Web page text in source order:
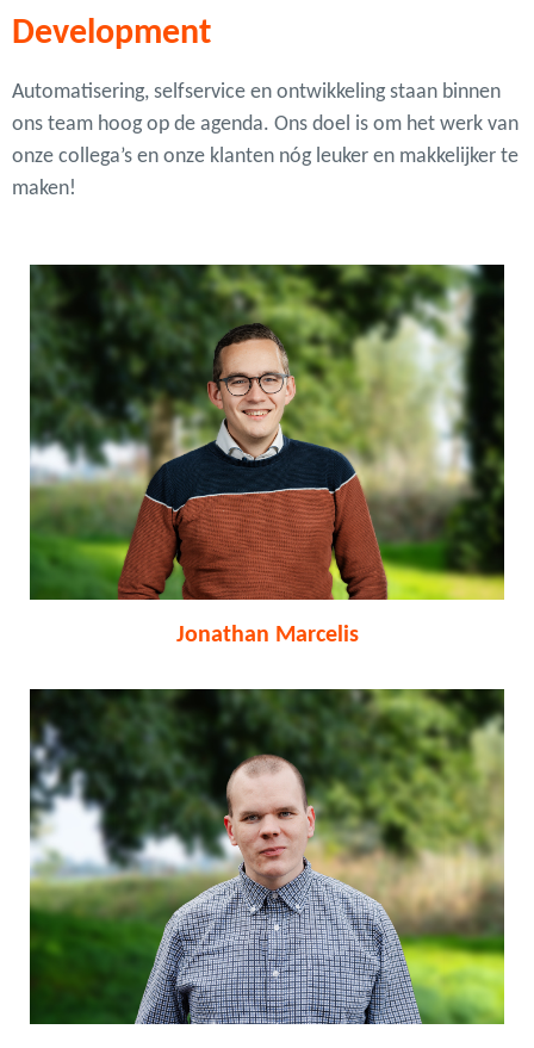
Development
Automatisering, selfservice en ontwikkeling staan binnen
ons team hoog op de agenda. Ons doel is om het werk van
onze collega’s en onze klanten nóg leuker en makkelijker te
maken!
Jonathan Marcelis